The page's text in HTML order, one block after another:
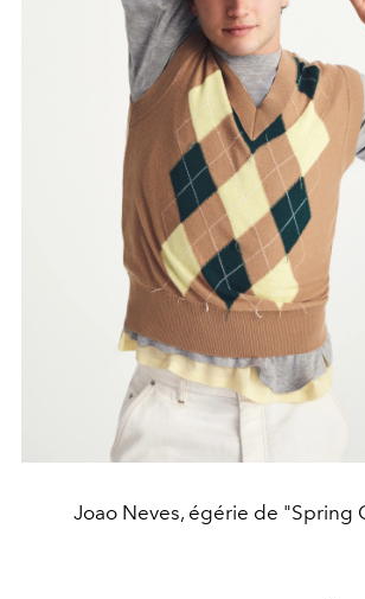
Joao Neves, égérie de "Spring